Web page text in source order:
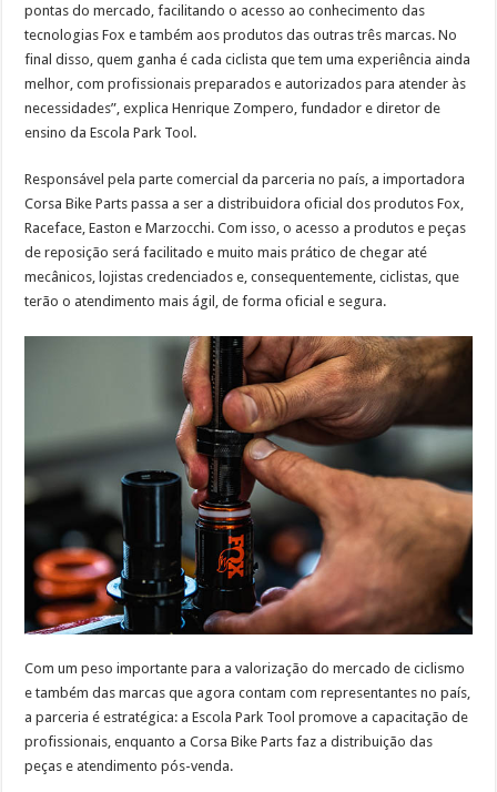
pontas do mercado, facilitando o acesso ao conhecimento das
tecnologias Fox e também aos produtos das outras três marcas. No
final disso, quem ganha é cada ciclista que tem uma experiência ainda
melhor, com profissionais preparados e autorizados para atender às
necessidades”, explica Henrique Zompero, fundador e diretor de
ensino da Escola Park Tool.
Responsável pela parte comercial da parceria no país, a importadora
Corsa Bike Parts passa a ser a distribuidora oficial dos produtos Fox,
Raceface, Easton e Marzocchi. Com isso, o acesso a produtos e peças
de reposição será facilitado e muito mais prático de chegar até
mecânicos, lojistas credenciados e, consequentemente, ciclistas, que
terão o atendimento mais ágil, de forma oficial e segura.
Com um peso importante para a valorização do mercado de ciclismo
e também das marcas que agora contam com representantes no país,
a parceria é estratégica: a Escola Park Tool promove a capacitação de
profissionais, enquanto a Corsa Bike Parts faz a distribuição das
peças e atendimento pós-venda.